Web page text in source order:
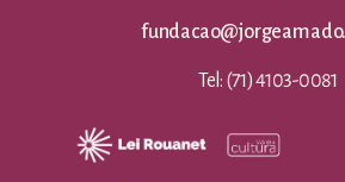
Tel: (71) 4103-0081